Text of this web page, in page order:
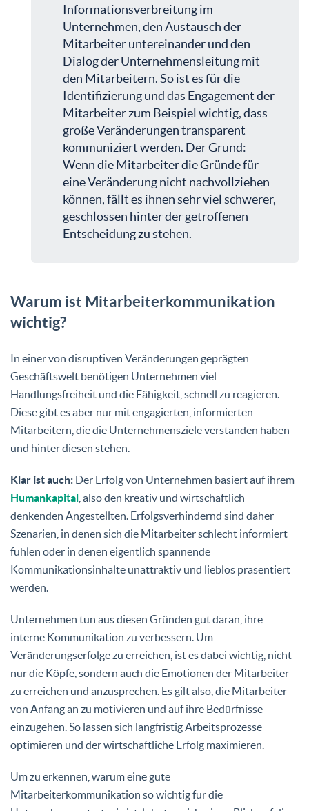
Informationsverbreitung im
Unternehmen, den Austausch der
Mitarbeiter untereinander und den
Dialog der Unternehmensleitung mit
den Mitarbeitern. So ist es für die
Identifizierung und das Engagement der
Mitarbeiter zum Beispiel wichtig, dass
große Veränderungen transparent
kommuniziert werden. Der Grund:
Wenn die Mitarbeiter die Gründe für
eine Veränderung nicht nachvollziehen
können, fällt es ihnen sehr viel schwerer,
geschlossen hinter der getroffenen
Entscheidung zu stehen.
Warum ist Mitarbeiterkommunikation
wichtig?
In einer von disruptiven Veränderungen geprägten
Geschäftswelt benötigen Unternehmen viel
Handlungsfreiheit und die Fähigkeit, schnell zu reagieren.
Diese gibt es aber nur mit engagierten, informierten
Mitarbeitern, die die Unternehmensziele verstanden haben
und hinter diesen stehen.
Klar ist auch: Der Erfolg von Unternehmen basiert auf ihrem
Humankapital , also den kreativ und wirtschaftlich
denkenden Angestellten. Erfolgsverhindernd sind daher
Szenarien, in denen sich die Mitarbeiter schlecht informiert
fühlen oder in denen eigentlich spannende
Kommunikationsinhalte unattraktiv und lieblos präsentiert
werden.
Unternehmen tun aus diesen Gründen gut daran, ihre
interne Kommunikation zu verbessern. Um
Veränderungserfolge zu erreichen, ist es dabei wichtig, nicht
nur die Köpfe, sondern auch die Emotionen der Mitarbeiter
zu erreichen und anzusprechen. Es gilt also, die Mitarbeiter
von Anfang an zu motivieren und auf ihre Bedürfnisse
einzugehen. So lassen sich langfristig Arbeitsprozesse
optimieren und der wirtschaftliche Erfolg maximieren.
Um zu erkennen, warum eine gute
Mitarbeiterkommunikation so wichtig für die